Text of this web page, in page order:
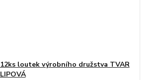
12ks loutek výrobního družstva TVAR
LIPOVÁ